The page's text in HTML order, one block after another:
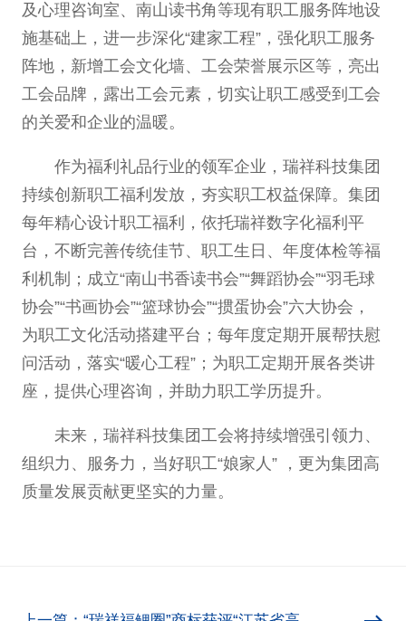
及心理咨询室、南山读书角等现有职工服务阵地设
施基础上，进一步深化“建家工程”，强化职工服务
阵地，新增工会文化墙、工会荣誉展示区等，亮出
工会品牌，露出工会元素，切实让职工感受到工会
的关爱和企业的温暖。
作为福利礼品行业的领军企业，瑞祥科技集团
持续创新职工福利发放，夯实职工权益保障。集团
每年精心设计职工福利，依托瑞祥数字化福利平
台，不断完善传统佳节、职工生日、年度体检等福
利机制；成立“南山书香读书会”“舞蹈协会”“羽毛球
协会”“书画协会”“篮球协会”“掼蛋协会”六大协会，
为职工文化活动搭建平台；每年度定期开展帮扶慰
问活动，落实“暖心工程”；为职工定期开展各类讲
座，提供心理咨询，并助力职工学历提升。
未来，瑞祥科技集团工会将持续增强引领力、
组织力、服务力，当好职工“娘家人” ，更为集团高
质量发展贡献更坚实的力量。